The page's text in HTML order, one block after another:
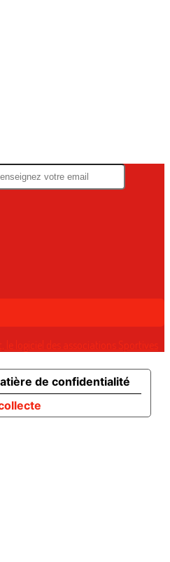
le logiciel des associations Sportives
de confidentialité